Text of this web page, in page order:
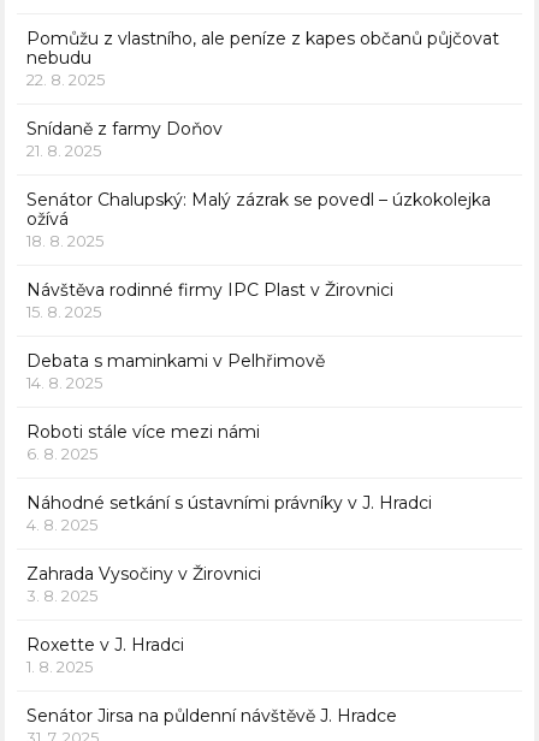
Pomůžu z vlastního, ale peníze z kapes občanů půjčovat
nebudu
22. 8. 2025
Snídaně z farmy Doňov
21. 8. 2025
Senátor Chalupský: Malý zázrak se povedl – úzkokolejka
ožívá
18. 8. 2025
Návštěva rodinné firmy IPC Plast v Žirovnici
15. 8. 2025
Debata s maminkami v Pelhřimově
14. 8. 2025
Roboti stále více mezi námi
6. 8. 2025
Náhodné setkání s ústavními právníky v J. Hradci
4. 8. 2025
Zahrada Vysočiny v Žirovnici
3. 8. 2025
Roxette v J. Hradci
1. 8. 2025
Senátor Jirsa na půldenní návštěvě J. Hradce